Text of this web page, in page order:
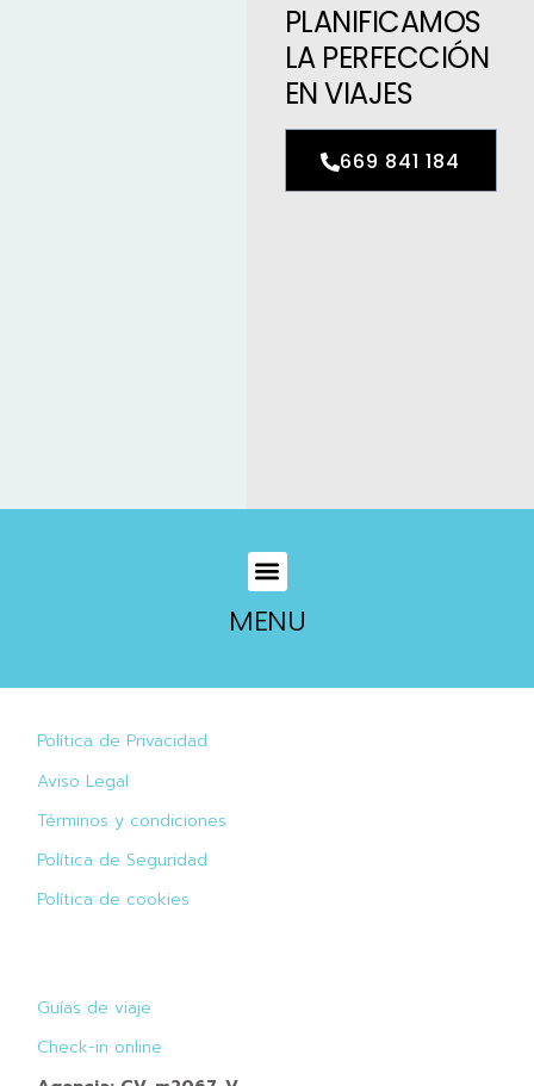
PLANIFICAMOS
LA PERFECCIÓN
EN VIAJES
669 841 184
MENU
Política de Privacidad
Aviso Legal
Términos y condiciones
Política de Seguridad
Política de cookies
Guías de viaje
Check-in online